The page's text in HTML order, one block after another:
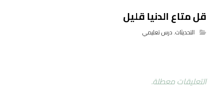
قل متاع الدنيا قليل
التحديثات,درس تعليمي
التعليقات معطلة.